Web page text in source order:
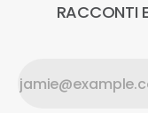
RACCONTI